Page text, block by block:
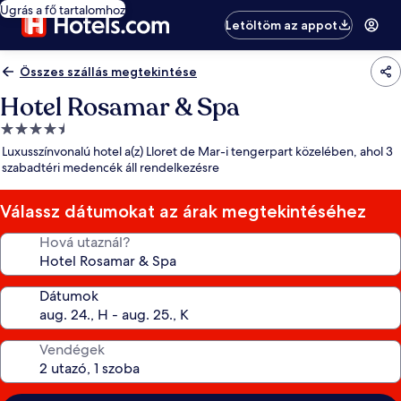
Ugrás a fő tartalomhoz
Letöltöm az appot
Összes szállás megtekintése
Hotel Rosamar & Spa
4.5
csillagos
szálláshely
Luxusszínvonalú hotel a(z) Lloret de Mar-i tengerpart közelében, ahol 3
szabadtéri medencék áll rendelkezésre
Válassz dátumokat az árak megtekintéséhez
Hová utaznál?
Dátumok
Vendégek